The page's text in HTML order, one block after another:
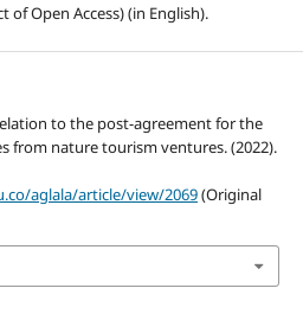
of Open Access) (in English).
to the post-agreement for the
nature tourism ventures. (2022).
aglala/article/view/2069(Original